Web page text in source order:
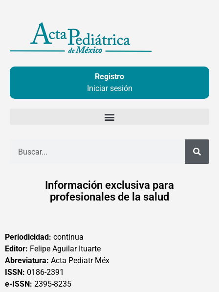
contenido
Registro
Iniciar sesión
Información exclusiva para
profesionales de la salud
Periodicidad: continua
Editor: Felipe Aguilar Ituarte
Abreviatura: Acta Pediatr Méx
ISSN: 0186-2391
e-ISSN: 2395-8235